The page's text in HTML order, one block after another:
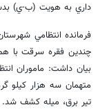
داري به هويت (ب-ي)
فرمانده انتظامي
چندين فقره سرقت با
بيان داشت: ماموران
متهمان سه هزار کيلو
تير برق، ميله کشف شد.